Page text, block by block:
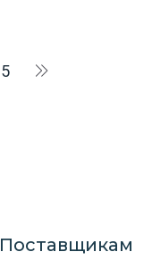
5
Поставщикам